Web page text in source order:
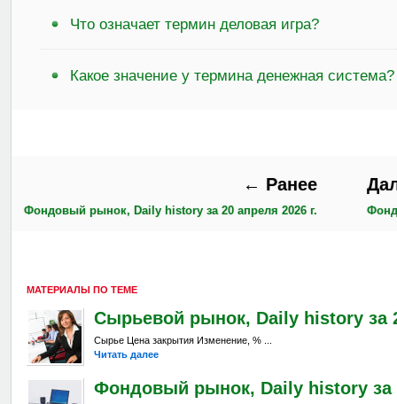
Что означает термин деловая игра?
Какое значение у термина денежная система?
← Ранее
Фондовый рынок, Daily history за 20 апреля 2026 г.
МАТЕРИАЛЫ ПО ТЕМЕ
Сырьевой рынок, Daily history за
Сырье Цена закрытия Изменение, % ...
Читать далее
Фондовый рынок, Daily history за